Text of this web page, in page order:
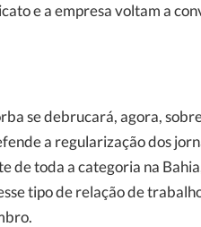
e a empresa voltam a
se debrucará, agora,
a regularização dos
de toda a categoria na
tipo de relação de